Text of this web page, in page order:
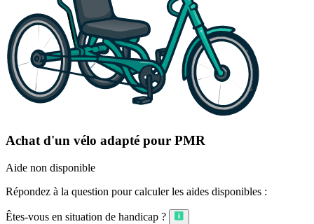
Achat d'un vélo adapté pour PMR
Aide non disponible
Répondez à la question pour calculer les aides disponibles :
Êtes-vous en situation de handicap ?